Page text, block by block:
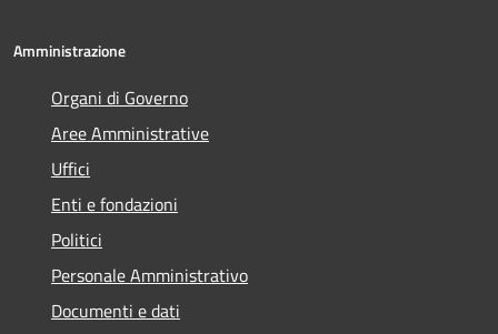
Amministrazione
Organi di Governo
Aree Amministrative
Uffici
Enti e fondazioni
Politici
Personale Amministrativo
Documenti e dati